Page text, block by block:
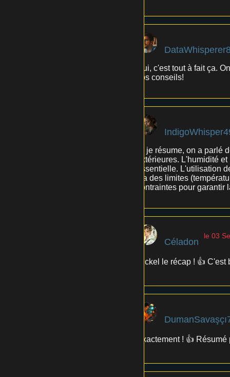
Oui, c'est tout à fait ça.
vos conseils!
Si je résume, on a parlé
extérieures. L'humidité
essentielle. L'utilisation
y a des limites
contraintes pour
Céladon
le 03
Nickel le récap ! 👍
Exactement ! 👍